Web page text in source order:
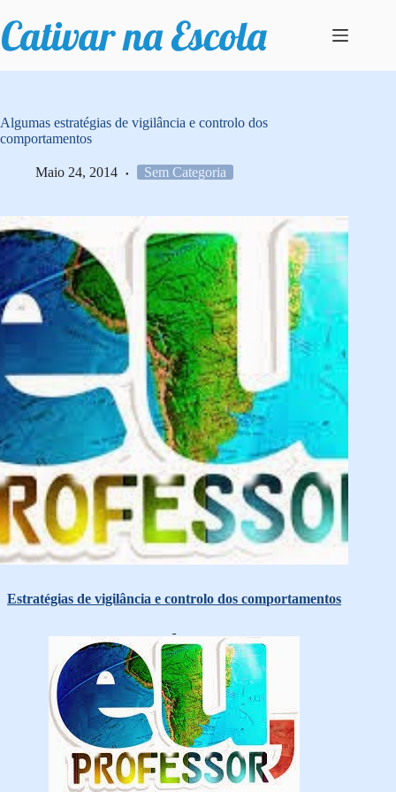
para
o
conteúdo
Algumas estratégias de vigilância e controlo dos
comportamentos
Maio 24, 2014 Sem Categoria
Estratégias de vigilância e controlo dos comportamentos